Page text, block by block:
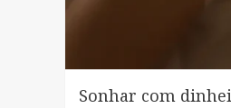
Sonhar com